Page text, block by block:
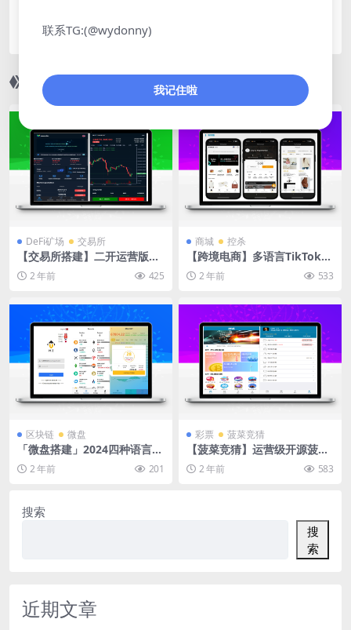
「DeF矿场」海外挖矿理财投资源码/机器人挖矿平
相关文章
DeFi矿场 交易所
【交易所搭建】二开运营版多
语言交易所/币币秒合约/锁仓
质押/IEO认购/完整机器人
2 年前 425
商城 控杀
【跨境电商】多语言TikTok抖
音免登陆内嵌商城|商家入驻
一键铺货
2 年前 533
区块链 微盘
「微盘搭建」2024四种语言微
盘仿交易所源码/K线正常秒合
约质押
2 年前 201
彩票 菠菜竞猜
【菠菜竞猜】运营级开源菠菜
竞猜游戏/番摊玩法/无授权完
整数据/带控制/机器人/预设开
2 年前 583
搜索
搜
索
近期文章
联系TG:(@wydonny)
我记住啦